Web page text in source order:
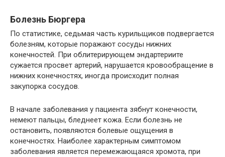
Болезнь Бюргера
По статистике, седьмая часть курильщиков подвергается
болезням, которые поражают сосуды нижних
конечностей. При облитерирующем эндартериите
сужается просвет артерий, нарушается кровообращение в
нижних конечностях, иногда происходит полная
закупорка сосудов.
В начале заболевания у пациента зябнут конечности,
немеют пальцы, бледнеет кожа. Если болезнь не
остановить, появляются болевые ощущения в
конечностях. Наиболее характерным симптомом
заболевания является перемежающаяся хромота, при